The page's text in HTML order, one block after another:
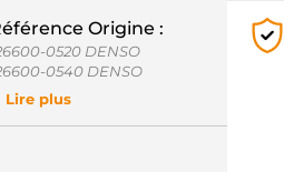
Origine :
0520 DENSO
0540 DENSO
HITACHI
ERA
21050 TOYOTA
Lire plus